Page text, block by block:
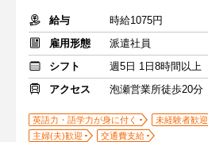
給与
時給1075円
雇用形態
派遣社員
シフト
週5日 1日8時間以上
アクセス
泡瀬営業所徒歩20分
英語力・語学力が身に付く 未経験者歓迎
主婦(夫)歓迎
交通費支給